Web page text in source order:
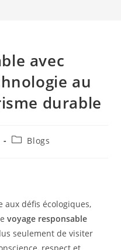
avec
au
durable
PostBlogs
aux défis écologiques,
voyage responsable
seulement de visiter